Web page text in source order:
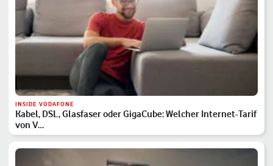
INSIDE VODAFONE
Kabel, DSL, Glasfaser oder GigaCube: Welcher Internet-Tarif
von V…